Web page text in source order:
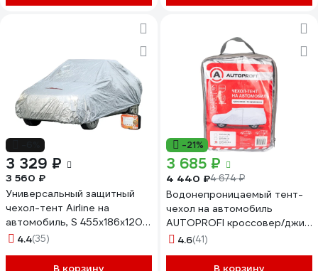
3 329 ₽
3 560 ₽
Универсальный защитный
чехол-тент Airline на
автомобиль, S 455x186x120
см, серый, молния для двери
4.4(35)
В корзину
-21%
3 685 ₽
4 440 ₽4 674 ₽
Водонепроницаемый тент-
чехол на автомобиль
AUTOPROFI кроссовер/джип
SUV-520 XL
4.6(41)
В корзину